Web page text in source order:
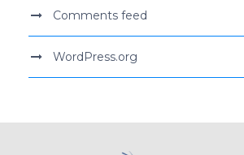
Comments feed
WordPress.org